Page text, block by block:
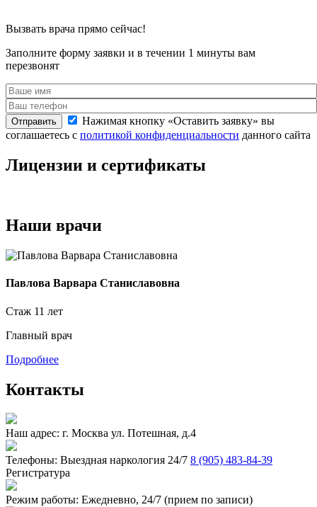
Вызвать врача прямо сейчас!
Заполните форму заявки и в течении 1 минуты вам
перезвонят
Отправить
Нажимая кнопку «Оставить заявку» вы
соглашаетесь с политикой конфиденциальности данного сайта
Лицензии и сертификаты
Наши врачи
Павлова Варвара Станиславовна
Стаж 11 лет
Главный врач
Подробнее
Контакты
Наш адрес: г. Москва ул. Потешная, д.4
Телефоны: Выездная наркология 24/7 8 (905) 483-84-39
Регистратура
Режим работы: Ежедневно, 24/7 (прием по записи)